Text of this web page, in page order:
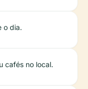
o dia.
cafés no local.